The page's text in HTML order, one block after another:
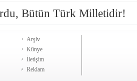
Bütün Türk Milletidir!
Arşiv
Künye
İletişim
Reklam